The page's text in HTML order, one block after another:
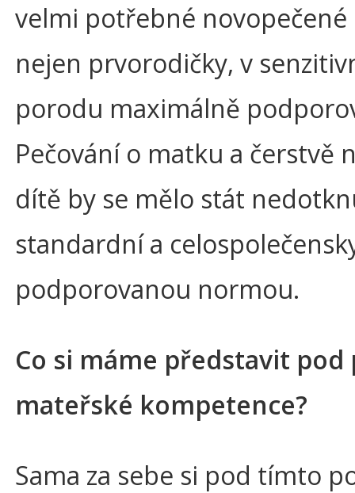
velmi potřebné novopečené
nejen prvorodičky, v
porodu maximálně
Pečování o matku a čerstvě
dítě by se mělo stát
standardní a
podporovanou normou.
Co si máme představit pod
mateřské kompetence?
Sama za sebe si pod tímto